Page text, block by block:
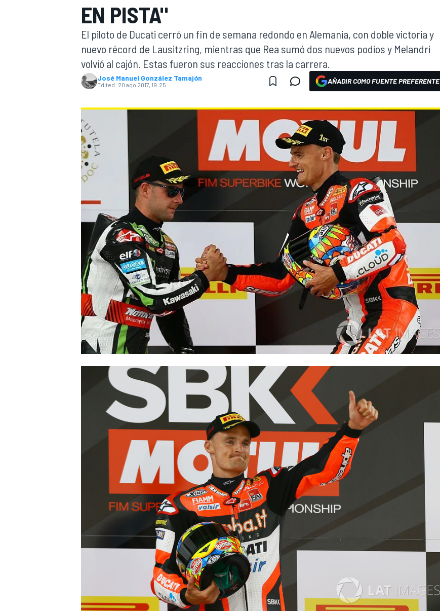
FÓRMULA E
NASCARINDYCARSPORTSCARRALLYTURISMO
EN PISTA"
El piloto de Ducati cerró un fin de semana redondo en Alemania, con doble victoria y
nuevo récord de Lausitzring, mientras que Rea sumó dos nuevos podios y Melandri
volvió al cajón. Estas fueron sus reacciones tras la carrera.
José Manuel González Tamajón
Edited: 20 ago 2017, 19:25 AÑADIR COMO FUENTE PREFERENTE